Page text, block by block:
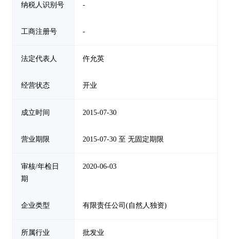
纳税人识别号 -
工商注册号 -
法定代表人 仵允英
经营状态 开业
成立时间 2015-07-30
营业期限 2015-07-30 至 无固定期限
审核/年检日
期
2020-06-03
企业类型 有限责任公司(自然人独资)
所属行业 批发业